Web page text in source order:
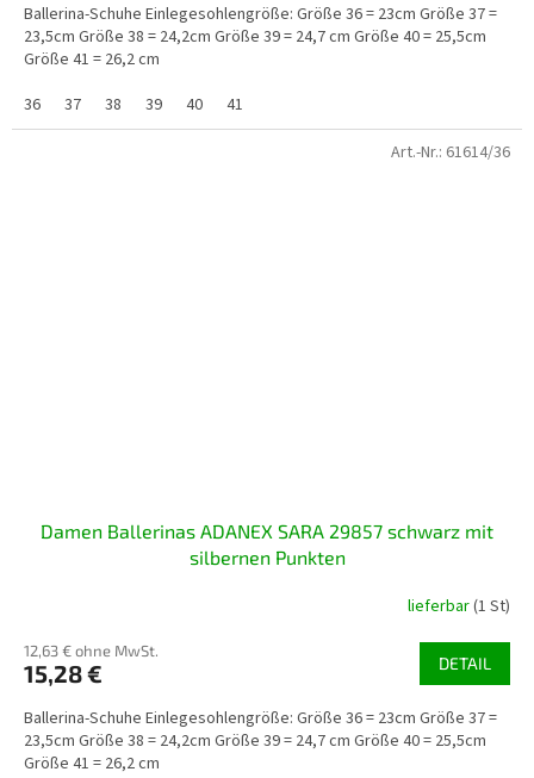
Ballerina-Schuhe Einlegesohlengröße: Größe 36 = 23cm Größe 37 =
23,5cm Größe 38 = 24,2cm Größe 39 = 24,7 cm Größe 40 = 25,5cm
Größe 41 = 26,2 cm
36
37 38 39 40 41
Damen Ballerinas ADANEX SARA 29857 schwarz mit
silbernen Punkten
lieferbar(1 St)
12,63 € ohne MwSt.
15,28 € DETAIL
Ballerina-Schuhe Einlegesohlengröße: Größe 36 = 23cm Größe 37 =
23,5cm Größe 38 = 24,2cm Größe 39 = 24,7 cm Größe 40 = 25,5cm
Größe 41 = 26,2 cm
Art.-Nr.: 61614/36